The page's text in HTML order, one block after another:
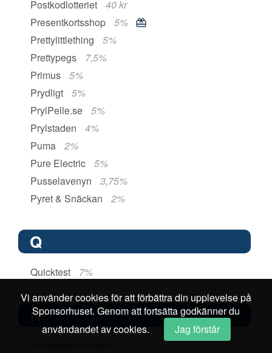
Postkodlotteriet
40 kr
Presentkortsshop
5%
Prettylittlething
5%
Prettypegs
7,5%
Primus
5%
Prydligt
5%
PrylPelle.se
5%
Prylstaden
4%
Puma
2%
Pure Electric
5%
Pusselavenyn
3,75%
Pyret & Snäckan
2%
Q
Quicktest 7%
R
Vi använder cookies för att förbättra din upplevelse på
Sponsorhuset. Genom att fortsätta godkänner du
användandet av cookies.
Jag förstår